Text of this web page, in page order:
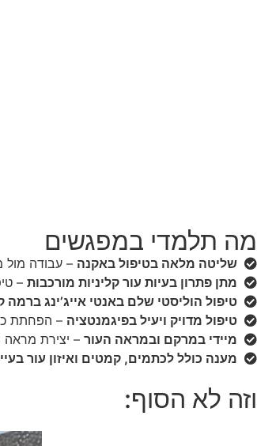
מה תלמדי במפגשים
שליטה מלאה בטיפול באקנה – עבודה מול
מתן פתרון בעיות עור קליניות מורכבות –
טיפול הוליסטי שלם באנטי אייג’ינג ברמה
טיפול מדויק ויעיל בפיגמנטציה – הפחתת
מיידי במרקם ובמראה העור – יצירת מראה
מענה כולל לכתמים, קמטים ואיזון עור
וזה לא הסוף: